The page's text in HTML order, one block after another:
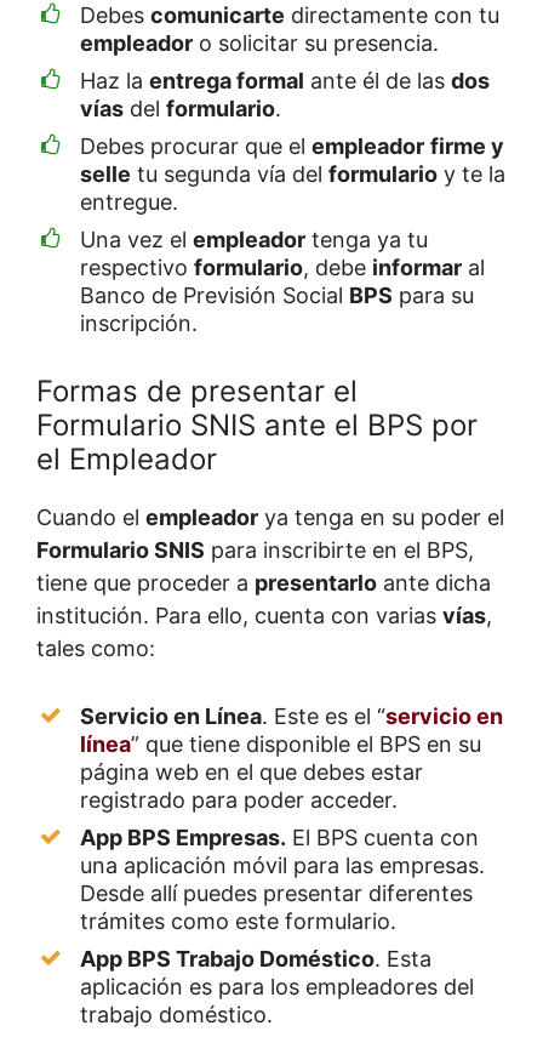
Debes comunicarte directamente con tu
empleador o solicitar su presencia.
Haz la entrega formal ante él de las dos
vías del formulario.
Debes procurar que el empleador firme y
selle tu segunda vía del formulario y te la
entregue.
Una vez el empleador tenga ya tu
respectivo formulario, debe informar al
Banco de Previsión Social BPS para su
inscripción.
Formas de presentar el
Formulario SNIS ante el BPS por
el Empleador
Cuando el empleador ya tenga en su poder el
Formulario SNIS para inscribirte en el BPS,
tiene que proceder a presentarlo ante dicha
institución. Para ello, cuenta con varias vías,
tales como:
Servicio en Línea. Este es el “servicio en
línea” que tiene disponible el BPS en su
página web en el que debes estar
registrado para poder acceder.
App BPS Empresas. El BPS cuenta con
una aplicación móvil para las empresas.
Desde allí puedes presentar diferentes
trámites como este formulario.
App BPS Trabajo Doméstico. Esta
aplicación es para los empleadores del
trabajo doméstico.